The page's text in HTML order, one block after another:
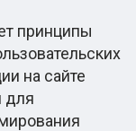
принципы
на сайте
для